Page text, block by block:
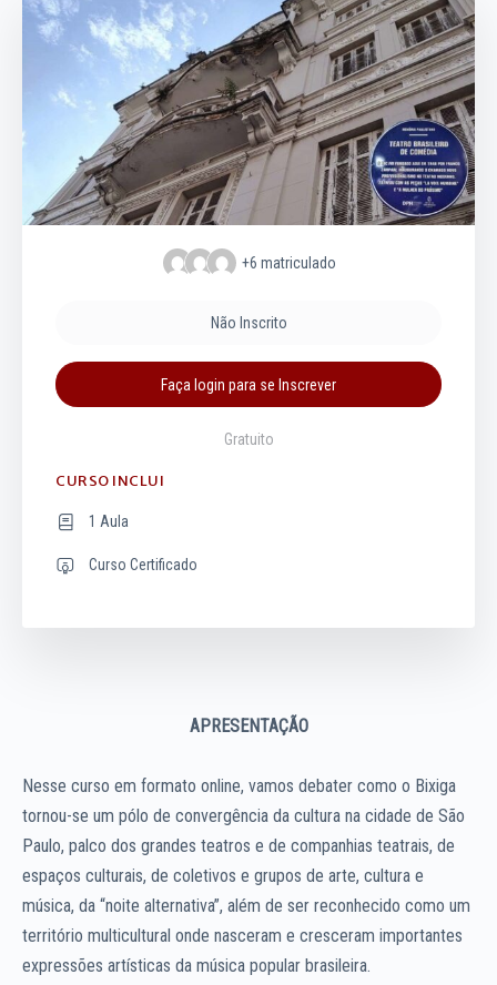
APRESENTAÇÃO
Nesse curso em formato online, vamos debater como o Bixiga
tornou-se um pólo de convergência da cultura na cidade de São
Paulo, palco dos grandes teatros e de companhias teatrais, de
espaços culturais, de coletivos e grupos de arte, cultura e
música, da “noite alternativa”, além de ser reconhecido como um
território multicultural onde nasceram e cresceram importantes
expressões artísticas da música popular brasileira.
+6 matriculado
Não Inscrito
Faça login para se Inscrever
Gratuito
CURSO INCLUI
1 Aula
Curso Certificado